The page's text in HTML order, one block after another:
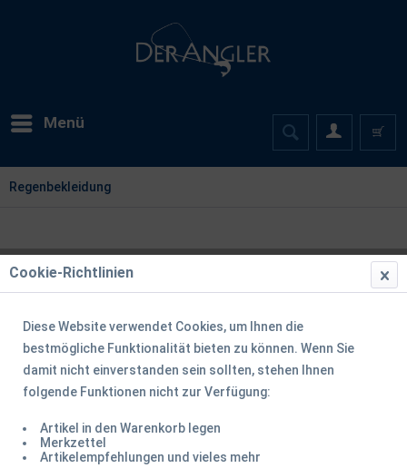
Menü
Regenbekleidung
Filtern
TIPP!
TIPP!
Cookie-Richtlinien
Diese Website verwendet Cookies, um Ihnen die
bestmögliche Funktionalität bieten zu können. Wenn Sie
damit nicht einverstanden sein sollten, stehen Ihnen
folgende Funktionen nicht zur Verfügung:
Artikel in den Warenkorb legen
Merkzettel
Artikelempfehlungen und vieles mehr